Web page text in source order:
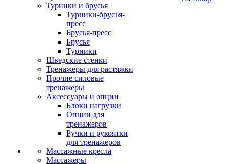
Турники и брусья
Турники-брусья-
пресс
Брусья-пресс
Брусья
Турники
Шведские стенки
Тренажеры для растяжки
Прочие силовые
тренажеры
Аксессуары и опции
Блоки нагрузки
Опции для
тренажеров
Ручки и рукоятки
для тренажеров
Массажные кресла
Массажеры